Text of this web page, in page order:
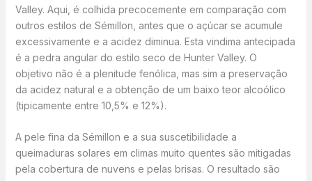
Valley. Aqui, é colhida precocemente em comparação com
outros estilos de Sémillon, antes que o açúcar se acumule
excessivamente e a acidez diminua. Esta vindima antecipada
é a pedra angular do estilo seco de Hunter Valley. O
objetivo não é a plenitude fenólica, mas sim a preservação
da acidez natural e a obtenção de um baixo teor alcoólico
(tipicamente entre 10,5% e 12%).
A pele fina da Sémillon e a sua suscetibilidade a
queimaduras solares em climas muito quentes são mitigadas
pela cobertura de nuvens e pelas brisas. O resultado são